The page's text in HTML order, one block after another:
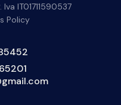
IT01711590537
Policy